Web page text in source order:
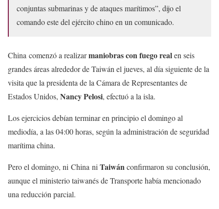
conjuntas submarinas y de ataques marítimos”, dijo el
comando este del ejército chino en un comunicado.
China comenzó a realizarmaniobras con fuego realen seis
grandes áreas alrededor de Taiwán el jueves, al día siguiente de la
visita que la presidenta de la Cámara de Representantes de
Estados Unidos, Nancy Pelosi, efectuó a la isla.
Los ejercicios debían terminar en principio el domingo al
mediodía, a las 04:00 horas, según la administración de seguridad
marítima china.
Pero el domingo, ni China ni Taiwánconfirmaron su conclusión,
aunque el ministerio taiwanés de Transporte había mencionado
una reducción parcial.